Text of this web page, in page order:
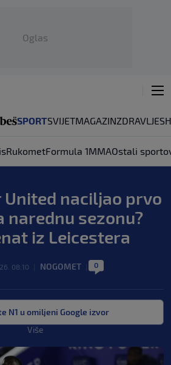
Oglas
SPORTSVIJETMAGAZINZDRAVLJE
RukometFormula 1MMAOstali
naciljao prvo
narednu sezonu?
iz Leicestera
08:10 NOGOMET 0
N1 u omiljeni Google izvor
Više